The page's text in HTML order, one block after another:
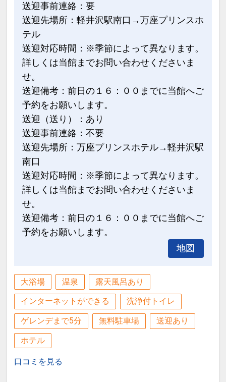
送迎事前連絡：要
送迎先場所：軽井沢駅南口→万座プリンスホ
テル
送迎対応時間：※季節によって異なります。
詳しくは当館までお問い合わせくださいま
せ。
送迎備考：前日の１６：００までに当館へご
予約をお願いします。
送迎（送り）：あり
送迎事前連絡：不要
送迎先場所：万座プリンスホテル→軽井沢駅
南口
送迎対応時間：※季節によって異なります。
詳しくは当館までお問い合わせくださいま
せ。
送迎備考：前日の１６：００までに当館へご
予約をお願いします。
地図
大浴場 温泉 露天風呂あり
インターネットができる 洗浄付トイレ
ゲレンデまで5分 無料駐車場 送迎あり
ホテル
口コミを見る